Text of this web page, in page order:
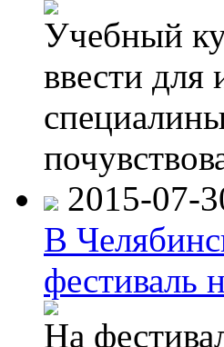
Учебный
ввести
2015-07-
В
фестиваль
На